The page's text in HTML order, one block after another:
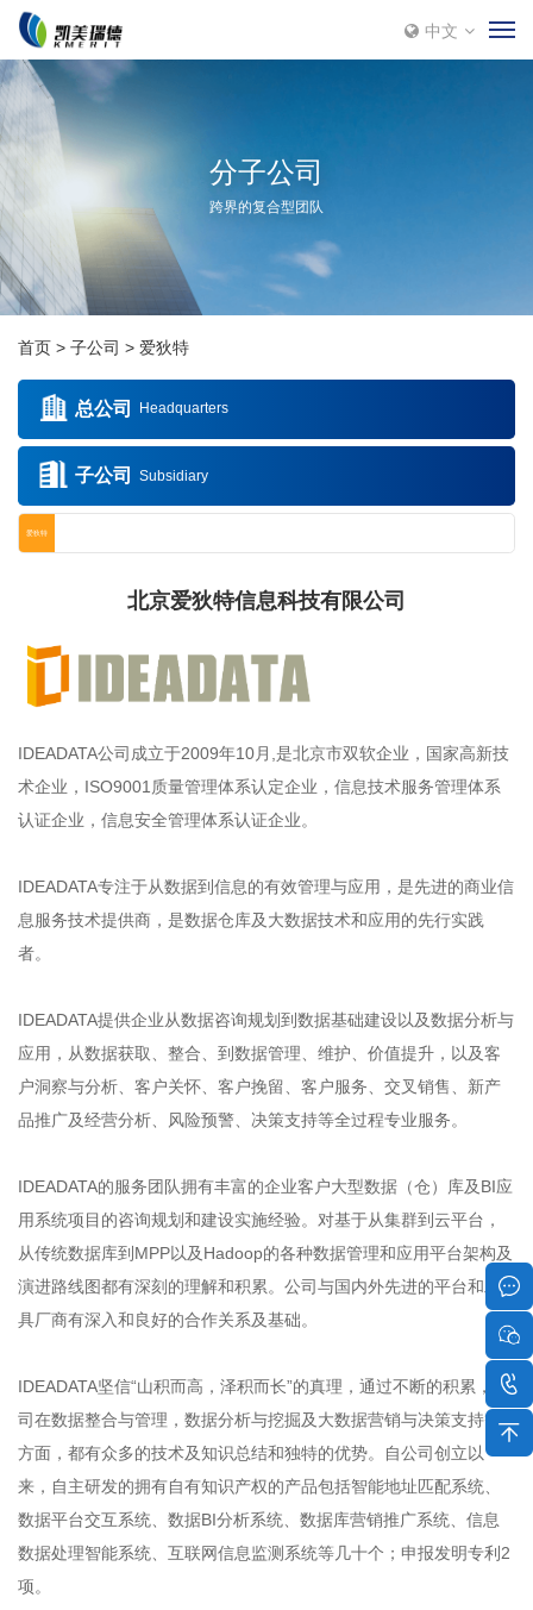
中文
分子公司
跨界的复合型团队
首页 子公司 爱狄特
总公司 Headquarters
子公司 Subsidiary
爱狄特
北京爱狄特信息科技有限公司
IDEADATA公司成立于2009年10月,是北京市双软企业，国家高新技
术企业，ISO9001质量管理体系认定企业，信息技术服务管理体系
认证企业，信息安全管理体系认证企业。
IDEADATA专注于从数据到信息的有效管理与应用，是先进的商业信
息服务技术提供商，是数据仓库及大数据技术和应用的先行实践
者。
IDEADATA提供企业从数据咨询规划到数据基础建设以及数据分析与
应用，从数据获取、整合、到数据管理、维护、价值提升，以及客
户洞察与分析、客户关怀、客户挽留、客户服务、交叉销售、新产
品推广及经营分析、风险预警、决策支持等全过程专业服务。
IDEADATA的服务团队拥有丰富的企业客户大型数据（仓）库及BI应
用系统项目的咨询规划和建设实施经验。对基于从集群到云平台，
从传统数据库到MPP以及Hadoop的各种数据管理和应用平台架构及
演进路线图都有深刻的理解和积累。公司与国内外先进的平台和工
具厂商有深入和良好的合作关系及基础。
IDEADATA坚信“山积而高，泽积而长”的真理，通过不断的积累，公
司在数据整合与管理，数据分析与挖掘及大数据营销与决策支持等
方面，都有众多的技术及知识总结和独特的优势。自公司创立以
来，自主研发的拥有自有知识产权的产品包括智能地址匹配系统、
数据平台交互系统、数据BI分析系统、数据库营销推广系统、信息
数据处理智能系统、互联网信息监测系统等几十个；申报发明专利2
项。